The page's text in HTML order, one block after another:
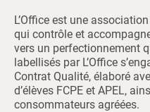
L’Office est une
qui contrôle et
vers un perfectionnement
labellisés par L’Office
Contrat Qualité, élaboré
d’élèves FCPE et APEL,
consommateurs agréées.